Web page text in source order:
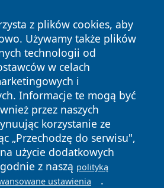
z plików cookies, aby
Używamy także plików
technologii od
w celach
i
Informacje te mogą być
przez naszych
korzystanie ze
„Przechodzę do serwisu",
użycie dodatkowych
z naszą polityką
ustawienia .
Wszystkie prawa zastrzeżone.
Polityka
Cookies